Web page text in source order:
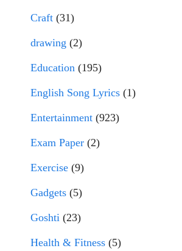
Craft (31)
drawing (2)
Education (195)
English Song Lyrics (1)
Entertainment (923)
Exam Paper (2)
Exercise (9)
Gadgets (5)
Goshti (23)
Health & Fitness (5)